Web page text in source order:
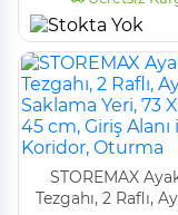
Kapak
STOREMAX
Tezgahı, 2 Raflı,